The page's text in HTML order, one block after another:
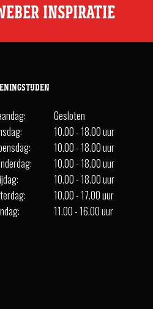
INSPIRATIE
Gesloten
10.00 - 18.00 uur
10.00 - 18.00 uur
10.00 - 18.00 uur
10.00 - 18.00 uur
10.00 - 17.00 uur
11.00 - 16.00 uur